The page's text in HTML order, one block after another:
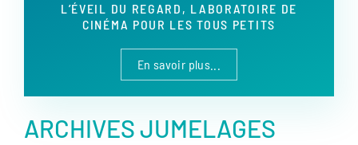
L’ÉVEIL DU REGARD, LABORATOIRE DE
CINÉMA POUR LES TOUS PETITS
En savoir plus...
ARCHIVES JUMELAGES